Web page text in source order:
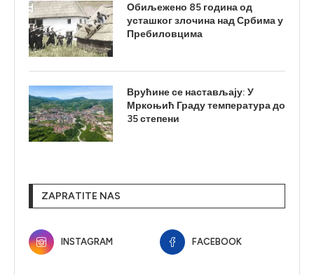
Обиљежено 85 година од
усташког злочина над Србима у
Пребиловцима
Врућине се настављају: У
Мркоњић Граду температура до
35 степени
ZAPRATITE NAS
INSTAGRAM FACEBOOK